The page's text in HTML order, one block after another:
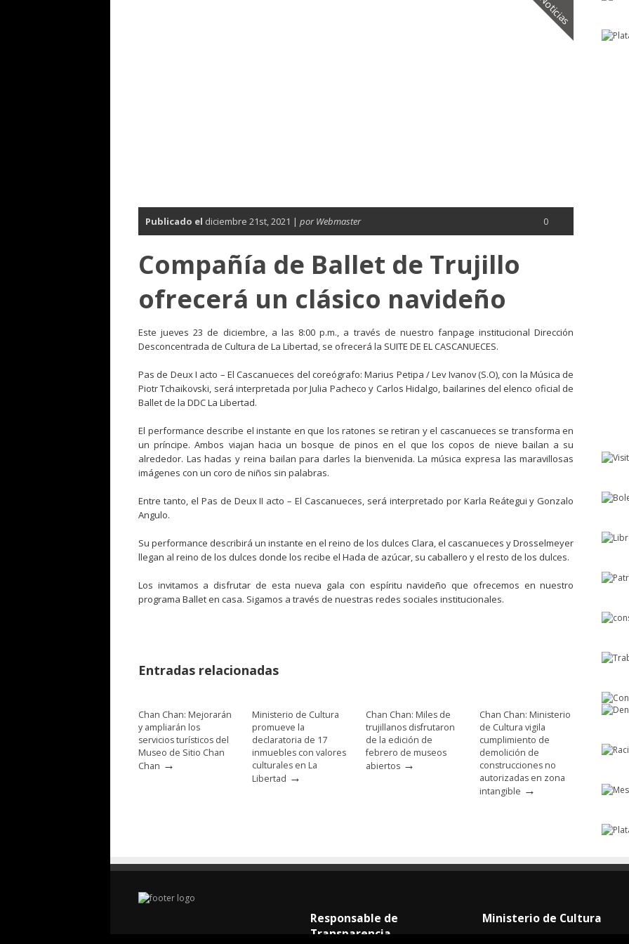
Noticias
Publicado el diciembre 21st, 2021 | por Webmaster 0
Compañía de Ballet de Trujillo
ofrecerá un clásico navideño
Este jueves 23 de diciembre, a las 8:00 p.m., a través de nuestro fanpage institucional Dirección
Desconcentrada de Cultura de La Libertad, se ofrecerá la SUITE DE EL CASCANUECES.
Pas de Deux I acto – El Cascanueces del coreógrafo: Marius Petipa / Lev Ivanov (S.O), con la Música de
Piotr Tchaikovski, será interpretada por Julia Pacheco y Carlos Hidalgo, bailarines del elenco oficial de
Ballet de la DDC La Libertad.
El performance describe el instante en que los ratones se retiran y el cascanueces se transforma en
un príncipe. Ambos viajan hacia un bosque de pinos en el que los copos de nieve bailan a su
alrededor. Las hadas y reina bailan para darles la bienvenida. La música expresa las maravillosas
imágenes con un coro de niños sin palabras.
Entre tanto, el Pas de Deux II acto – El Cascanueces, será interpretado por Karla Reátegui y Gonzalo
Angulo.
Su performance describirá un instante en el reino de los dulces Clara, el cascanueces y Drosselmeyer
llegan al reino de los dulces donde los recibe el Hada de azúcar, su caballero y el resto de los dulces.
Los invitamos a disfrutar de esta nueva gala con espíritu navideño que ofrecemos en nuestro
programa Ballet en casa. Sigamos a través de nuestras redes sociales institucionales.
Entradas relacionadas
Chan Chan: Mejorarán
y ampliarán los
servicios turísticos del
Museo de Sitio Chan
Chan →
Ministerio de Cultura
promueve la
declaratoria de 17
inmuebles con valores
culturales en La
Libertad →
Chan Chan: Miles de
trujillanos disfrutaron
de la edición de
febrero de museos
abiertos →
Chan Chan: Ministerio
de Cultura vigila
cumplimiento de
demolición de
construcciones no
autorizadas en zona
intangible →
Responsable de
Transparencia
Ministerio de Cultura